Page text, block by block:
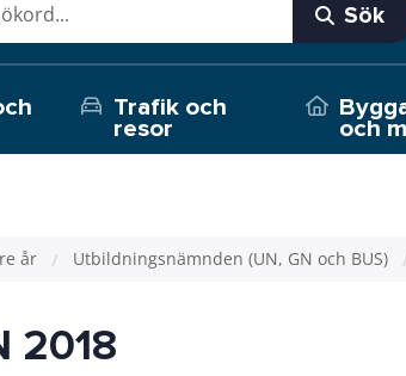
Sök
Trafik och
resor och
år Utbildningsnämnden (UN, GN och BUS)
2018